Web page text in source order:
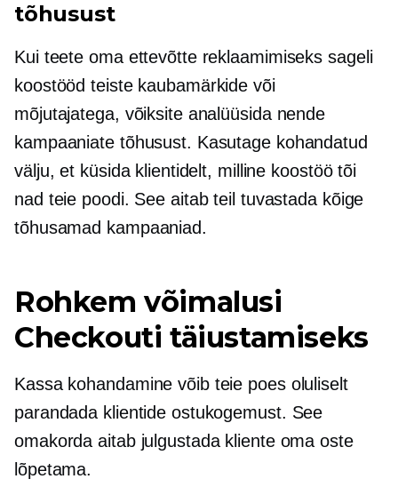
tõhusust
Kui teete oma ettevõtte reklaamimiseks sageli
koostööd teiste kaubamärkide või
mõjutajatega, võiksite analüüsida nende
kampaaniate tõhusust. Kasutage kohandatud
välju, et küsida klientidelt, milline koostöö tõi
nad teie poodi. See aitab teil tuvastada kõige
tõhusamad kampaaniad.
Rohkem võimalusi
Checkouti täiustamiseks
Kassa kohandamine võib teie poes oluliselt
parandada klientide ostukogemust. See
omakorda aitab julgustada kliente oma oste
lõpetama.